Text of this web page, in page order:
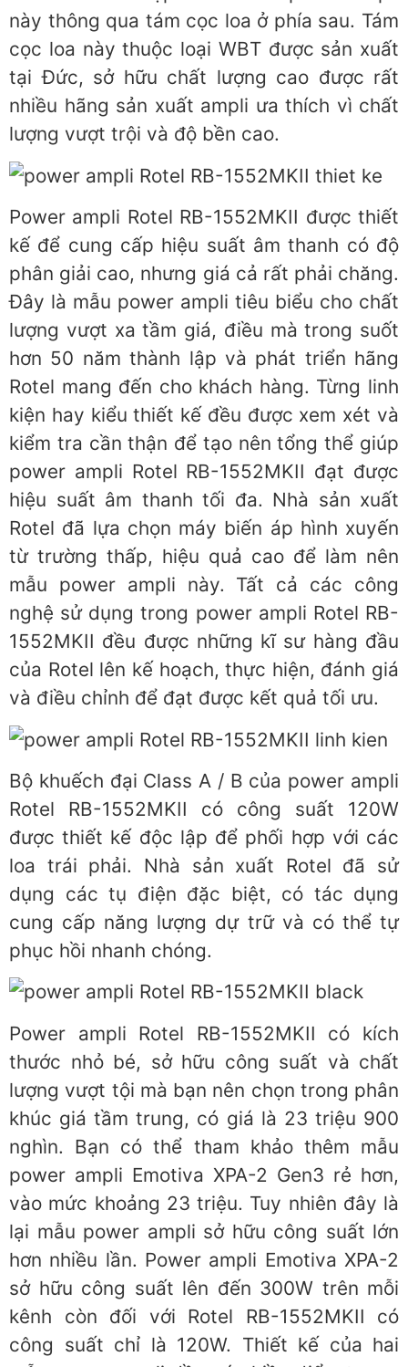
này thông qua tám cọc loa ở phía sau. Tám
cọc loa này thuộc loại WBT được sản xuất
tại Đức, sở hữu chất lượng cao được rất
nhiều hãng sản xuất ampli ưa thích vì chất
lượng vượt trội và độ bền cao.
Power ampli Rotel RB-1552MKII được thiết
kế để cung cấp hiệu suất âm thanh có độ
phân giải cao, nhưng giá cả rất phải chăng.
Đây là mẫu power ampli tiêu biểu cho chất
lượng vượt xa tầm giá, điều mà trong suốt
hơn 50 năm thành lập và phát triển hãng
Rotel mang đến cho khách hàng. Từng linh
kiện hay kiểu thiết kế đều được xem xét và
kiểm tra cần thận để tạo nên tổng thể giúp
power ampli Rotel RB-1552MKII đạt được
hiệu suất âm thanh tối đa. Nhà sản xuất
Rotel đã lựa chọn máy biến áp hình xuyến
từ trường thấp, hiệu quả cao để làm nên
mẫu power ampli này. Tất cả các công
nghệ sử dụng trong power ampli Rotel RB-
1552MKII đều được những kĩ sư hàng đầu
của Rotel lên kế hoạch, thực hiện, đánh giá
và điều chỉnh để đạt được kết quả tối ưu.
Bộ khuếch đại Class A / B của power ampli
Rotel RB-1552MKII có công suất 120W
được thiết kế độc lập để phối hợp với các
loa trái phải. Nhà sản xuất Rotel đã sử
dụng các tụ điện đặc biệt, có tác dụng
cung cấp năng lượng dự trữ và có thể tự
phục hồi nhanh chóng.
Power ampli Rotel RB-1552MKII có kích
thước nhỏ bé, sở hữu công suất và chất
lượng vượt tội mà bạn nên chọn trong phân
khúc giá tầm trung, có giá là 23 triệu 900
nghìn. Bạn có thể tham khảo thêm mẫu
power ampli Emotiva XPA-2 Gen3 rẻ hơn,
vào mức khoảng 23 triệu. Tuy nhiên đây là
lại mẫu power ampli sở hữu công suất lớn
hơn nhiều lần. Power ampli Emotiva XPA-2
sở hữu công suất lên đến 300W trên mỗi
kênh còn đối với Rotel RB-1552MKII có
công suất chỉ là 120W. Thiết kế của hai